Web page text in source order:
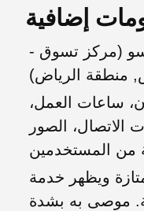
إضافية
(مركز تسوق -
منطقة الرياض)
ساعات العمل،
الاتصال، الصور
ويظهر خدمة